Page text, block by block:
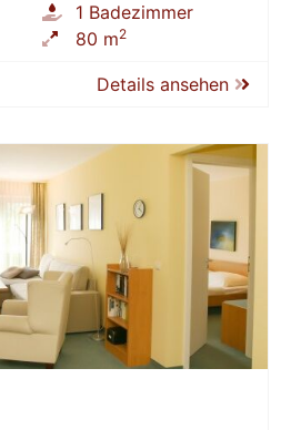
1 Badezimmer
80 m2
Details ansehen